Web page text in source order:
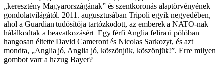
„keresztény Magyarországának” és szentkoronás alaptörvényének
gondolatvilágától. 2011. augusztusában Tripoli egyik negyedében,
ahol a Guardian tudósítója tartózkodott, az emberek a NATO-nak
hálálkodtak a beavatkozásért. Egy férfi Anglia feliratú pólóban
hangosan éltette David Cameront és Nicolas Sarkozyt, és azt
mondta, „Anglia jó, Anglia jó, köszönjük, köszönjük!”. Erre milyen
gombot varr a hazug Bayer?